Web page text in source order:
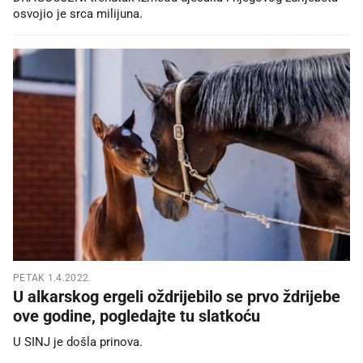
osvojio je srca milijuna.
PETAK 1.4.2022.
U alkarskog ergeli oždrijebilo se prvo ždrijebe
ove godine, pogledajte tu slatkoću
U SINJ je došla prinova.